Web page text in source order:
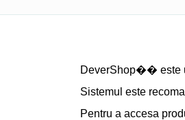
DeverShop�� este
Sistemul este
Pentru a accesa